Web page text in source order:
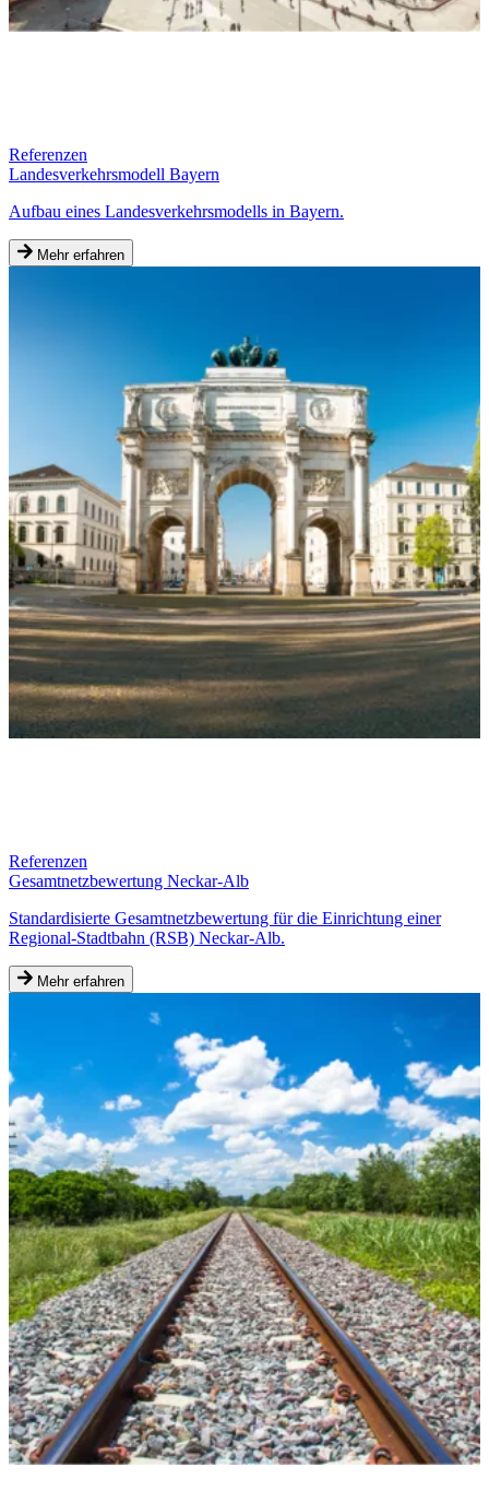
Referenzen
Landesverkehrsmodell Bayern
Aufbau eines Landesverkehrsmodells in Bayern.
Mehr erfahren
Referenzen
Gesamtnetzbewertung Neckar-Alb
Standardisierte Gesamtnetzbewertung für die Einrichtung einer
Regional-Stadtbahn (RSB) Neckar-Alb.
Mehr erfahren